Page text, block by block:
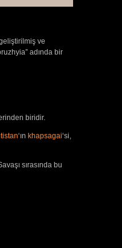
ve
adında bir
biridir.
‘ın khapsagai‘si,
sırasında bu